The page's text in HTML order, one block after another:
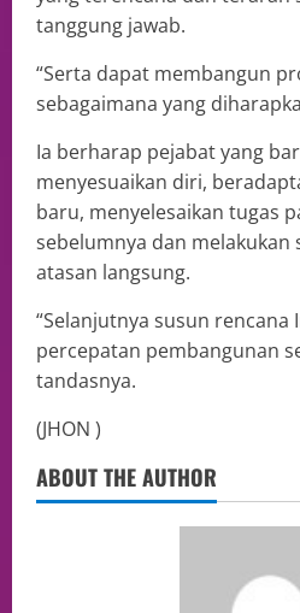
tanggung jawab.
“Serta dapat membangun
sebagaimana yang
Ia berharap pejabat yang
menyesuaikan diri,
baru, menyelesaikan tugas
sebelumnya dan melakukan
atasan langsung.
“Selanjutnya susun rencana
percepatan pembangunan
tandasnya.
(JHON )
ABOUT THE AUTHOR